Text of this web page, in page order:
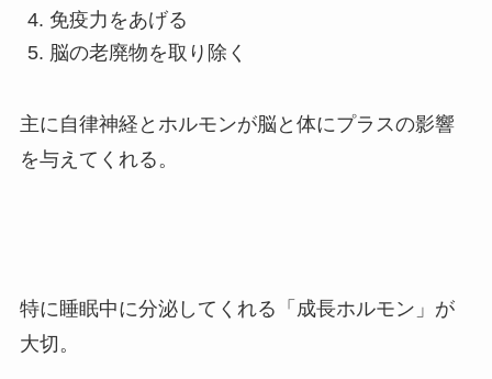
免疫力をあげる
脳の老廃物を取り除く
主に自律神経とホルモンが脳と体にプラスの影響
を与えてくれる。
特に睡眠中に分泌してくれる「成長ホルモン」が
大切。